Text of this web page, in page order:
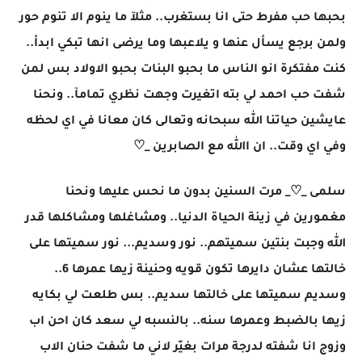
بحبها حب مفرط حتى انا بستغرب.. مثلآ ما ينوم الا تنوم حور
ولمن برجع يسأل عنها و يلاعبها وما يرضى انها تبكي ابدأ..
كنت مفتكرة انو الناس ما بحبو البنات بحبو الاولاد بس لمن
شفت حب احمد لي بته اتغيرت وجهت نظري تمامآ.. ونحنا
عايشين حياتنا الله سبحانه وتعالى كان معانا في اي لحظه
وفي اي وقت.. ان االله مع الصابرين _♡
سلمى _♡_ مرت السنين بدون ما نحس عليها ونحنا
مغمورين في زينة الحياة الدنيا.. ومشاغلها ومشاكلها قدر
الله وجبت بنتين سميتهم.. نور وسديم... نور سميتها على
خالتها عشان دايرها تكون قويه وحنينة زيها عمرها 6..
وسديم سميتها على خالتها سديم.. بس طلعت لي بكايه
زيها بالضبط وعمرها سنه.. بالنسبه لي سعد كان احن اب
وزوج انا شفته لدرجة مرات بغيّر لاني ما شفت حنان الاب